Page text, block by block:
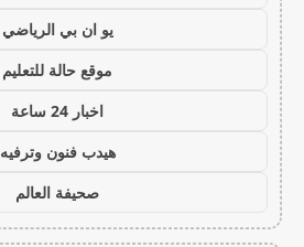
يو ان بي الرياضي
موقع حالة للتعليم
اخبار 24 ساعة
هيدب فنون وترفيه
صحيفة العالم